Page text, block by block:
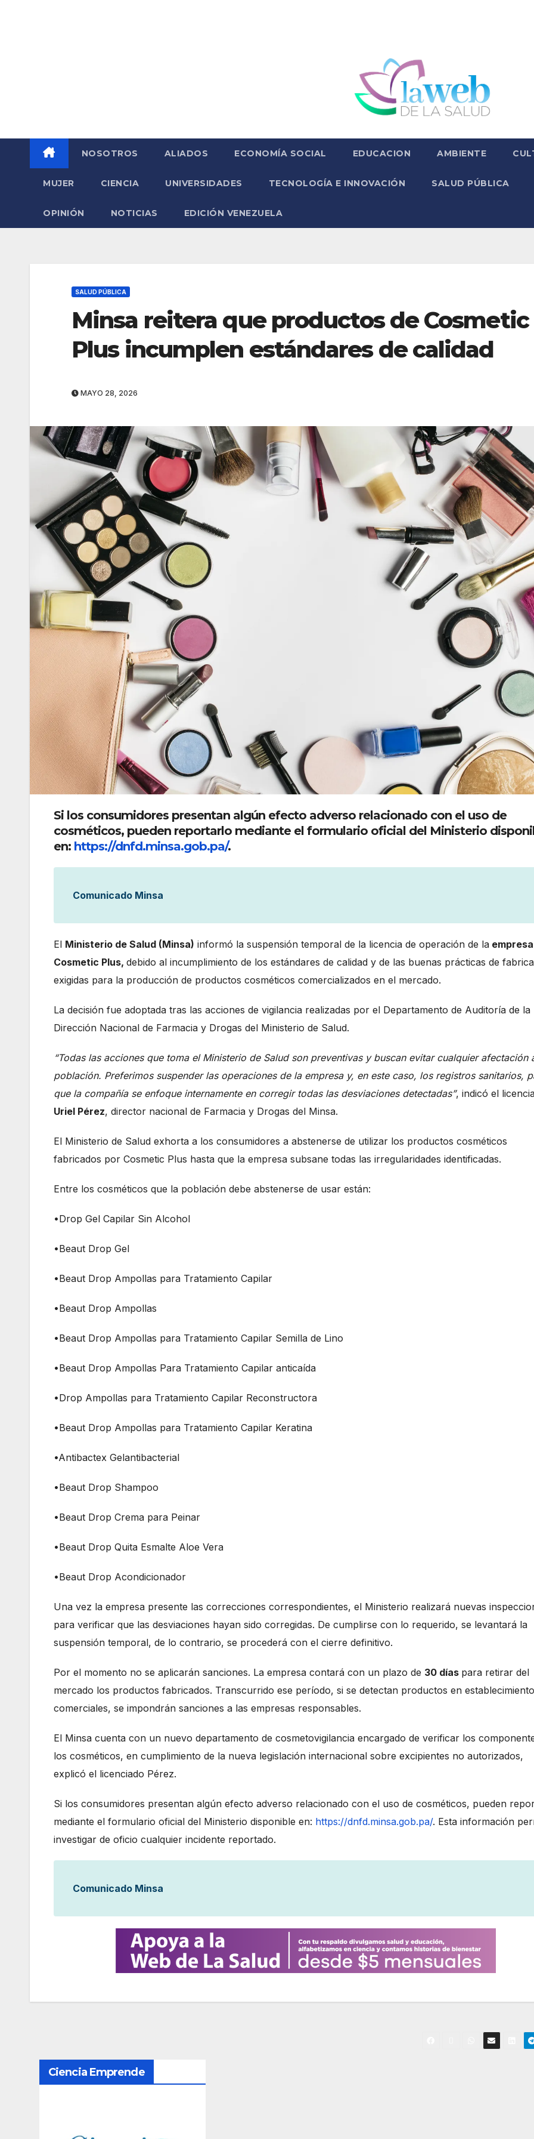
NOSOTROS ALIADOS ECONOMÍA SOCIAL EDUCACION AMBIENTE
MUJER CIENCIA UNIVERSIDADES TECNOLOGÍA E INNOVACIÓN SALUD PÚBLICA
OPINIÓN NOTICIAS EDICIÓN VENEZUELA
SALUD PÚBLICA
Minsa reitera que productos de Cosmetic
Plus incumplen estándares de calidad
MAYO 28, 2026
Si los consumidores presentan algún efecto adverso relacionado con el uso de
cosméticos, pueden reportarlo mediante el formulario oficial del Ministerio
en: https://dnfd.minsa.gob.pa/.
Comunicado Minsa
El Ministerio de Salud (Minsa) informó la suspensión temporal de la licencia de operación de la empresa
Cosmetic Plus, debido al incumplimiento de los estándares de calidad y de las buenas prácticas de
exigidas para la producción de productos cosméticos comercializados en el mercado.
La decisión fue adoptada tras las acciones de vigilancia realizadas por el Departamento de Auditoría de la
Dirección Nacional de Farmacia y Drogas del Ministerio de Salud.
“Todas las acciones que toma el Ministerio de Salud son preventivas y buscan evitar cualquier afectación
población. Preferimos suspender las operaciones de la empresa y, en este caso, los registros sanitarios,
que la compañía se enfoque internamente en corregir todas las desviaciones detectadas”, indicó el
Uriel Pérez, director nacional de Farmacia y Drogas del Minsa.
El Ministerio de Salud exhorta a los consumidores a abstenerse de utilizar los productos cosméticos
fabricados por Cosmetic Plus hasta que la empresa subsane todas las irregularidades identificadas.
Entre los cosméticos que la población debe abstenerse de usar están:
•Drop Gel Capilar Sin Alcohol
•Beaut Drop Gel
•Beaut Drop Ampollas para Tratamiento Capilar
•Beaut Drop Ampollas
•Beaut Drop Ampollas para Tratamiento Capilar Semilla de Lino
•Beaut Drop Ampollas Para Tratamiento Capilar anticaída
•Drop Ampollas para Tratamiento Capilar Reconstructora
•Beaut Drop Ampollas para Tratamiento Capilar Keratina
•Antibactex Gelantibacterial
•Beaut Drop Shampoo
•Beaut Drop Crema para Peinar
•Beaut Drop Quita Esmalte Aloe Vera
•Beaut Drop Acondicionador
Una vez la empresa presente las correcciones correspondientes, el Ministerio realizará nuevas
para verificar que las desviaciones hayan sido corregidas. De cumplirse con lo requerido, se levantará la
suspensión temporal, de lo contrario, se procederá con el cierre definitivo.
Por el momento no se aplicarán sanciones. La empresa contará con un plazo de 30 días para retirar del
mercado los productos fabricados. Transcurrido ese período, si se detectan productos en
comerciales, se impondrán sanciones a las empresas responsables.
El Minsa cuenta con un nuevo departamento de cosmetovigilancia encargado de verificar los
los cosméticos, en cumplimiento de la nueva legislación internacional sobre excipientes no autorizados,
explicó el licenciado Pérez.
Si los consumidores presentan algún efecto adverso relacionado con el uso de cosméticos, pueden
mediante el formulario oficial del Ministerio disponible en: https://dnfd.minsa.gob.pa/. Esta información
investigar de oficio cualquier incidente reportado.
Comunicado Minsa
Ciencia Emprende